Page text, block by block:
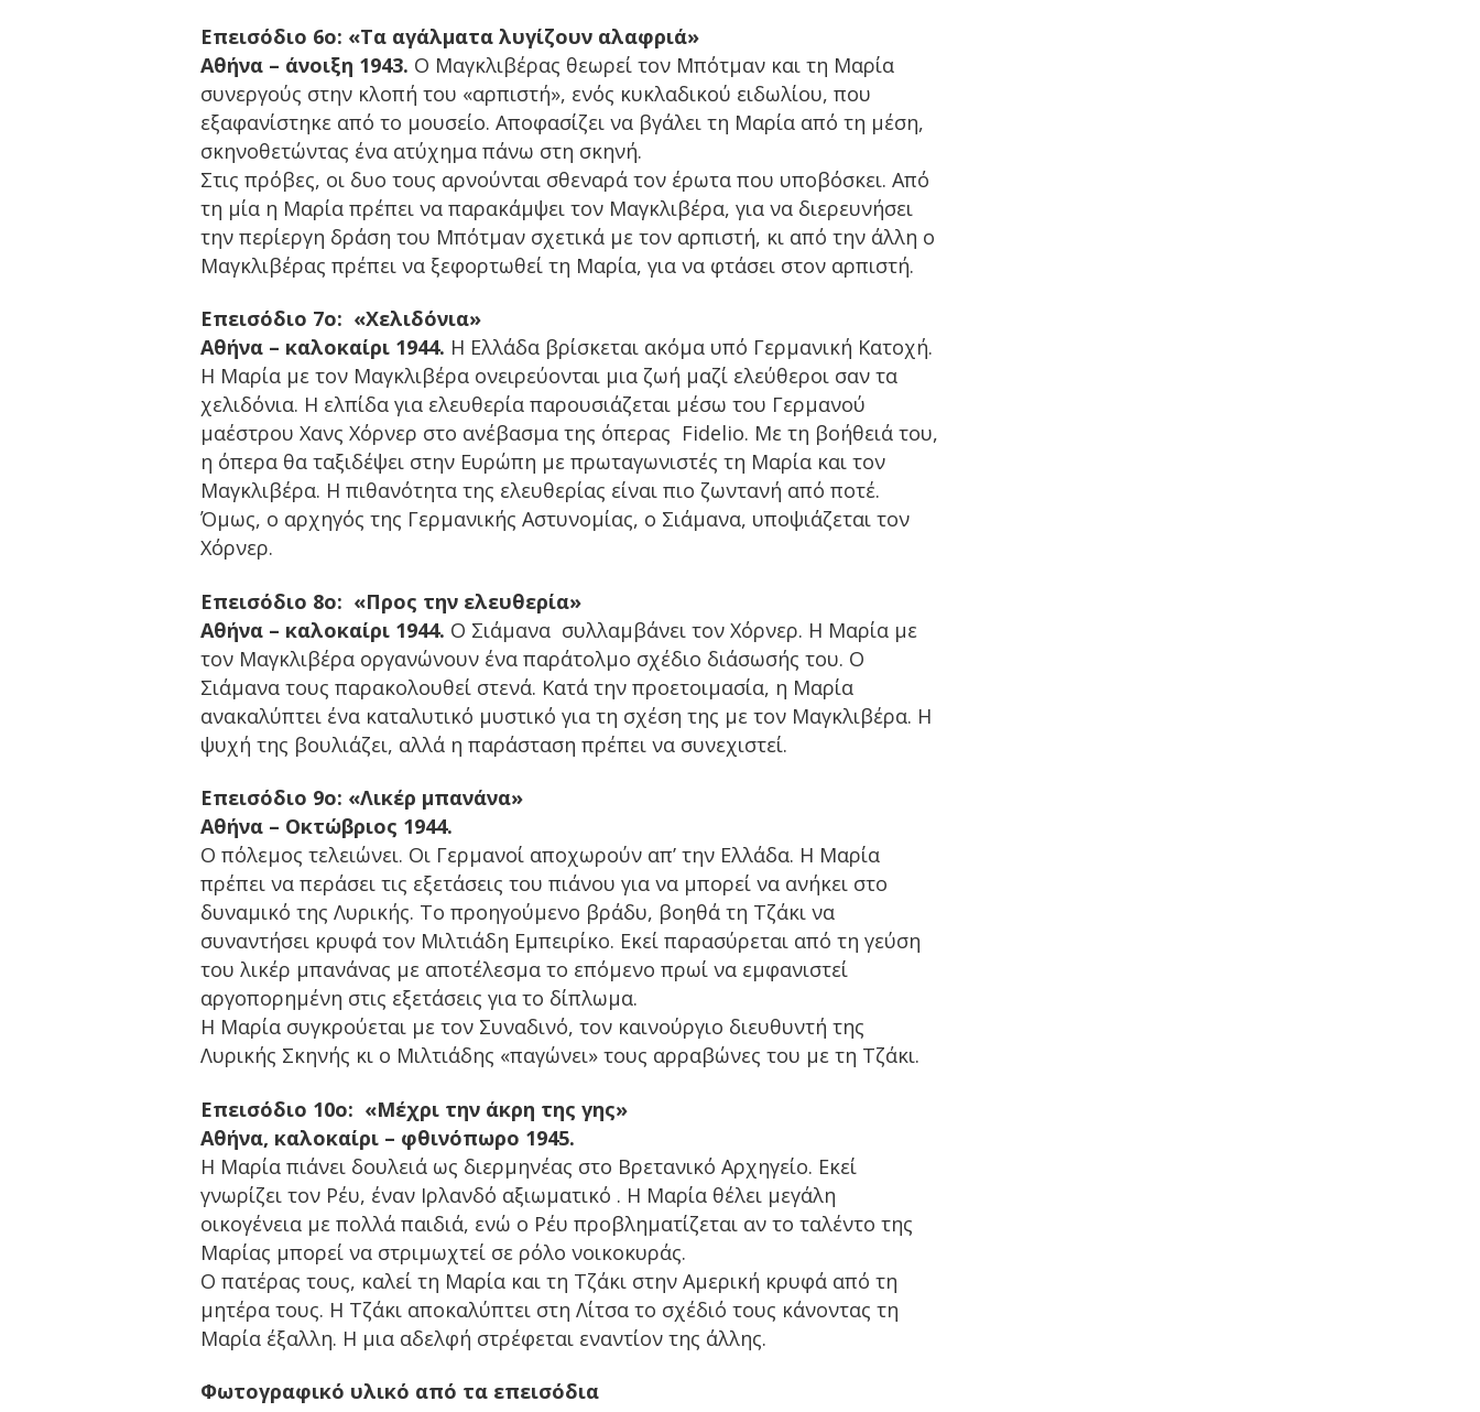
Επεισόδιο 6ο: «Tα αγάλματα λυγίζουν αλαφριά»
Αθήνα – άνοιξη 1943. Ο Μαγκλιβέρας θεωρεί τον Μπότμαν και τη Μαρία
συνεργούς στην κλοπή του «αρπιστή», ενός κυκλαδικού ειδωλίου, που
εξαφανίστηκε από το μουσείο. Αποφασίζει να βγάλει τη Μαρία από τη μέση,
σκηνοθετώντας ένα ατύχημα πάνω στη σκηνή.
Στις πρόβες, οι δυο τους αρνούνται σθεναρά τον έρωτα που υποβόσκει. Από
τη μία η Μαρία πρέπει να παρακάμψει τον Μαγκλιβέρα, για να διερευνήσει
την περίεργη δράση του Μπότμαν σχετικά με τον αρπιστή, κι από την άλλη ο
Μαγκλιβέρας πρέπει να ξεφορτωθεί τη Μαρία, για να φτάσει στον αρπιστή.
Επεισόδιο 7ο: «Χελιδόνια»
Αθήνα – καλοκαίρι 1944. Η Ελλάδα βρίσκεται ακόμα υπό Γερμανική Κατοχή.
Η Μαρία με τον Μαγκλιβέρα ονειρεύονται μια ζωή μαζί ελεύθεροι σαν τα
χελιδόνια. Η ελπίδα για ελευθερία παρουσιάζεται μέσω του Γερμανού
μαέστρου Χανς Χόρνερ στο ανέβασμα της όπερας Fidelio. Με τη βοήθειά του,
η όπερα θα ταξιδέψει στην Ευρώπη με πρωταγωνιστές τη Μαρία και τον
Μαγκλιβέρα. Η πιθανότητα της ελευθερίας είναι πιο ζωντανή από ποτέ.
Όμως, ο αρχηγός της Γερμανικής Αστυνομίας, ο Σιάμανα, υποψιάζεται τον
Χόρνερ.
Επεισόδιο 8ο: «Προς την ελευθερία»
Αθήνα – καλοκαίρι 1944. Ο Σιάμανα συλλαμβάνει τον Χόρνερ. Η Μαρία με
τον Μαγκλιβέρα οργανώνουν ένα παράτολμο σχέδιο διάσωσής του. Ο
Σιάμανα τους παρακολουθεί στενά. Κατά την προετοιμασία, η Μαρία
ανακαλύπτει ένα καταλυτικό μυστικό για τη σχέση της με τον Μαγκλιβέρα. Η
ψυχή της βουλιάζει, αλλά η παράσταση πρέπει να συνεχιστεί.
Επεισόδιο 9ο: «Λικέρ μπανάνα»
Αθήνα – Οκτώβριος 1944.
Ο πόλεμος τελειώνει. Οι Γερμανοί αποχωρούν απ’ την Ελλάδα. Η Μαρία
πρέπει να περάσει τις εξετάσεις του πιάνου για να μπορεί να ανήκει στο
δυναμικό της Λυρικής. Το προηγούμενο βράδυ, βοηθά τη Τζάκι να
συναντήσει κρυφά τον Μιλτιάδη Εμπειρίκο. Εκεί παρασύρεται από τη γεύση
του λικέρ μπανάνας με αποτέλεσμα το επόμενο πρωί να εμφανιστεί
αργοπορημένη στις εξετάσεις για το δίπλωμα.
Η Μαρία συγκρούεται με τον Συναδινό, τον καινούργιο διευθυντή της
Λυρικής Σκηνής κι ο Μιλτιάδης «παγώνει» τους αρραβώνες του με τη Τζάκι.
Επεισόδιο 10ο: «Μέχρι την άκρη της γης»
Αθήνα, καλοκαίρι – φθινόπωρο 1945.
Η Μαρία πιάνει δουλειά ως διερμηνέας στο Βρετανικό Αρχηγείο. Εκεί
γνωρίζει τον Ρέυ, έναν Ιρλανδό αξιωματικό . Η Μαρία θέλει μεγάλη
οικογένεια με πολλά παιδιά, ενώ ο Ρέυ προβληματίζεται αν το ταλέντο της
Μαρίας μπορεί να στριμωχτεί σε ρόλο νοικοκυράς.
Ο πατέρας τους, καλεί τη Μαρία και τη Τζάκι στην Αμερική κρυφά από τη
μητέρα τους. Η Τζάκι αποκαλύπτει στη Λίτσα το σχέδιό τους κάνοντας τη
Μαρία έξαλλη. Η μια αδελφή στρέφεται εναντίον της άλλης.
Φωτογραφικό υλικό από τα επεισόδια